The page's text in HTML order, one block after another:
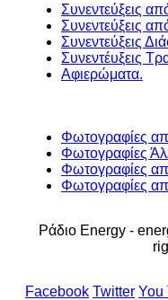
Συνεντεύξεις
Συνεντεύξεις
Συνεντεύξεις
Συνεντέυξεις
Αφιερώματα.
Φωτογραφίες
Φωτογραφίες
Φωτογραφίες
Φωτογραφίες
Ράδιο Energy -
Facebook Twitter You